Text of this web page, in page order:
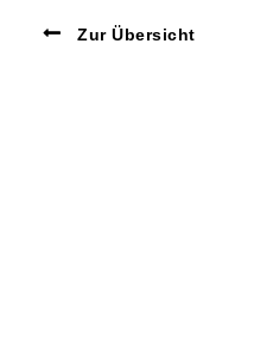
Zur Übersicht